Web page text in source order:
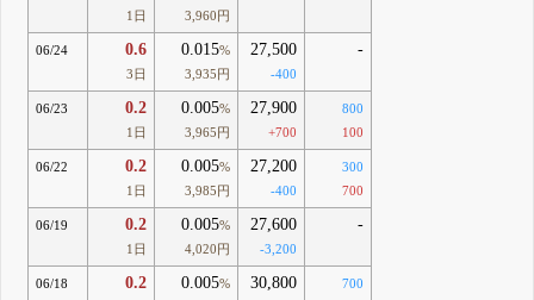
1日
3,960円
06/24 0.6
3日
0.015%
3,935円
27,500
-400
-
06/23 0.2
1日
0.005%
3,965円
27,900
+700
800
100
06/22 0.2
1日
0.005%
3,985円
27,200
-400
300
700
06/19 0.2
1日
0.005%
4,020円
27,600
-3,200
-
06/18 0.2 0.005%
30,800
700